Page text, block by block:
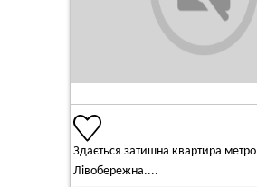
Здається затишна квартира метро
Лівобережна....